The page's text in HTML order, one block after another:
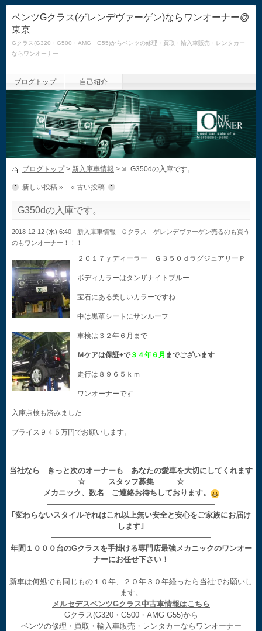
ベンツGクラス(ゲレンデヴァーゲン)ならワンオーナー@
東京
Gクラス(G320・G500・AMG G55)からベンツの修理・買取・輸入車販売・レンタカー
ならワンオーナー
ブログトップ 自己紹介
ブログトップ> 新入庫車情報 > G350dの入庫です。
新しい投稿 » « 古い投稿
G350dの入庫です。
2018-12-12 (水) 6:40 新入庫車情報
Ｇクラス ゲレンデヴァーゲン売るのも買う
のもワンオーナー！！！
２０１７ｙディーラー Ｇ３５０ｄラグジュアリーＰ
ボディカラーはタンザナイトブルー
宝石にある美しいカラーですね
中は黒革シートにサンルーフ
車検は３２年６月まで
Ｍケアは保証+で３４年６月 までございます
走行は８９６５ｋｍ
ワンオーナーです
入庫点検も済みました
プライス９４５万円でお願いします。
当社なら きっと次のオーナーも あなたの愛車を大切にしてくれます
☆ スタッフ募集 ☆
メカニック、数名 ご連絡お待ちしております。
——————————————————————
｢変わらないスタイルそれはこれ以上無い安全と安心をご家族にお届け
します｣
—————————————————————
年間１０００台のGクラスを手掛ける専門店最強メカニックのワンオー
ナーにお任せ下さい！
——————————————————————
新車は何処でも同じもの１０年、２０年３０年経ったら当社でお願いし
ます。
メルセデスベンツGクラス中古車情報はこちら
Gクラス(G320・G500・AMG G55)から
ベンツの修理・買取・輸入車販売・レンタカーならワンオーナー